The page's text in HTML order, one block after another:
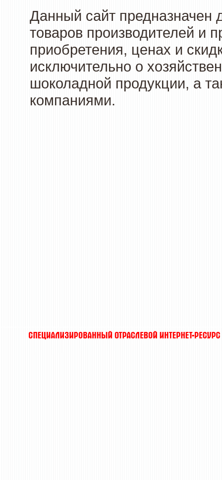
Данный сайт предназначен
товаров производителей и
приобретения, ценах и
исключительно о
шоколадной продукции, а
компаниями.